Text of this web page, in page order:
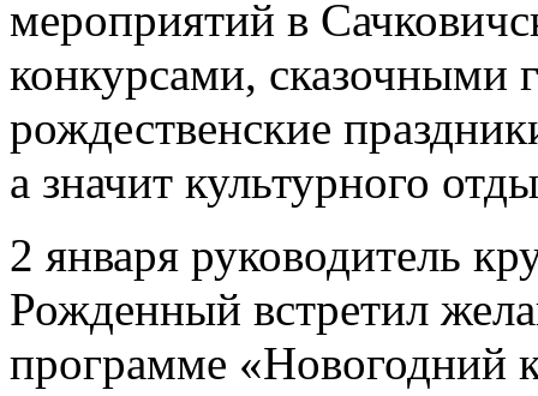
мероприятий в
конкурсами, сказочными
рождественские
а значит культурного
2 января руководитель
Рожденный встретил
программе «Новогодний